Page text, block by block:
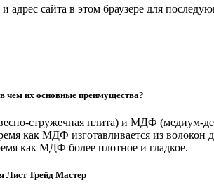
адрес сайта в этом браузере для
их основные преимущества?
стружечная плита) и МДФ (медиум-
как МДФ изготавливается из волокон
как МДФ более плотное и гладкое.
Лист Трейд Мастер